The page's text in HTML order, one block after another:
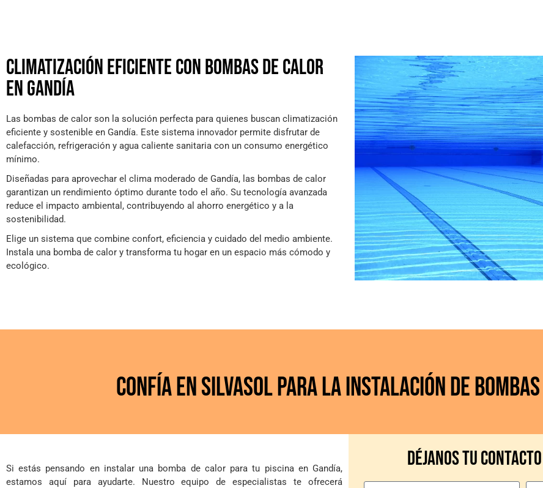
Climatización eficiente con bombas de calor
en Gandía
Las bombas de calor son la solución perfecta para quienes buscan climatización
eficiente y sostenible en Gandía. Este sistema innovador permite disfrutar de
calefacción, refrigeración y agua caliente sanitaria con un consumo energético
mínimo.
Diseñadas para aprovechar el clima moderado de Gandía, las bombas de calor
garantizan un rendimiento óptimo durante todo el año. Su tecnología avanzada
reduce el impacto ambiental, contribuyendo al ahorro energético y a la
sostenibilidad.
Elige un sistema que combine confort, eficiencia y cuidado del medio ambiente.
Instala una bomba de calor y transforma tu hogar en un espacio más cómodo y
ecológico.
Confía en Silvasol para la instalación de
Si estás pensando en instalar una bomba de calor para tu piscina en Gandía,
estamos aquí para ayudarte. Nuestro equipo de especialistas te ofrecerá
Déjanos tu